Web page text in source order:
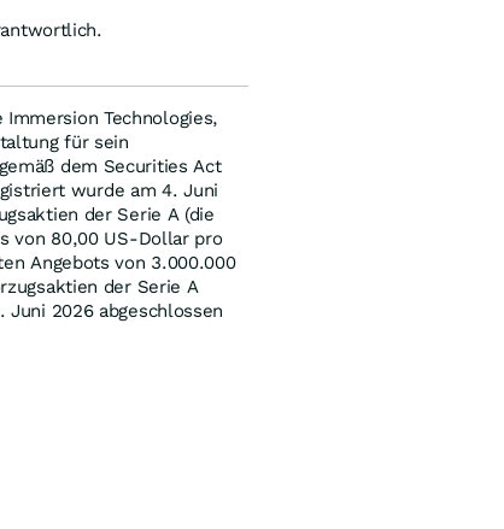
Technologies,
für sein
dem Securities Act
wurde am 4. Juni
der Serie A (die
von 80,00 US-Dollar pro
Angebots von 3.000.000
der Serie A
2026 abgeschlossen